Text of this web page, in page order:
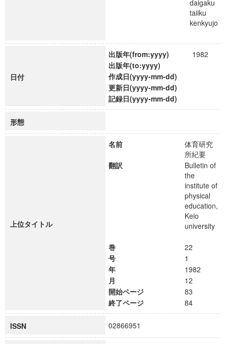
daigaku
taiiku
kenkyujo
日付
出版年(from:yyyy)
1982
出版年(to:yyyy)
作成日(yyyy-mm-dd)
更新日(yyyy-mm-dd)
記録日(yyyy-mm-dd)
形態
上位タイトル
名前
体育研究
所紀要
翻訳
Bulletin of
the
institute of
physical
education,
Keio
university
巻
22
号
1
年
1982
月
12
開始ページ
83
終了ページ
84
ISSN 02866951